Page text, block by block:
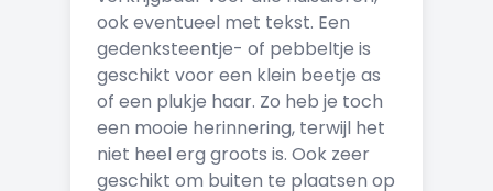
ook eventueel met tekst. Een
gedenksteentje- of pebbeltje is
geschikt voor een klein beetje as
of een plukje haar. Zo heb je toch
een mooie herinnering, terwijl het
niet heel erg groots is. Ook zeer
geschikt om buiten te plaatsen op